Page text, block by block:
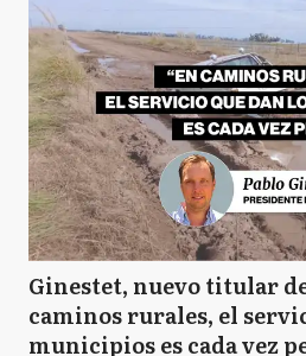
Ginestet, nuevo titular
caminos rurales, el
municipios es cada vez